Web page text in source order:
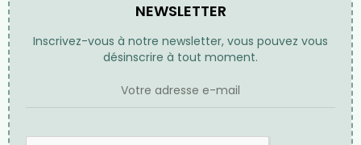
NEWSLETTER
Inscrivez-vous à notre newsletter, vous pouvez vous
désinscrire à tout moment.